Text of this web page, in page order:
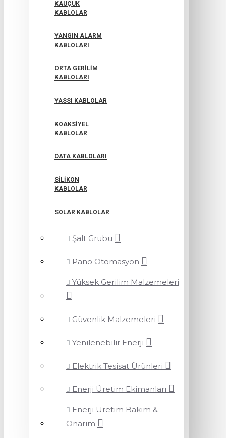
KAUÇUK
KABLOLAR
YANGIN ALARM
KABLOLARI
ORTA GERILIM
KABLOLARI
YASSI KABLOLAR
KOAKSIYEL
KABLOLAR
DATA KABLOLARI
SILIKON
KABLOLAR
SOLAR KABLOLAR
Şalt Grubu
Pano Otomasyon
Yüksek Gerilim Malzemeleri
Güvenlik Malzemeleri
Yenilenebilir Enerji
Elektrik Tesisat Ürünleri
Enerji Üretim Ekimanları
Enerji Üretim Bakım &
Onarım